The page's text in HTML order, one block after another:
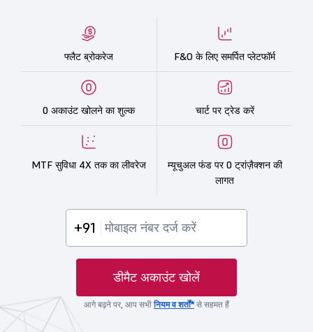
फ्लैट ब्रोकरेज F&O के लिए समर्पित प्लेटफॉर्म
0 अकाउंट खोलने का शुल्क चार्ट पर ट्रेड करें
MTF सुविधा 4X तक का लीवरेज
म्यूचुअल फंड पर 0 ट्रांज़ैक्शन की
लागत
+91
डीमैट अकाउंट खोलें
आगे बढ़ने पर, आप सभीनियम व शर्तों*से सहमत हैं